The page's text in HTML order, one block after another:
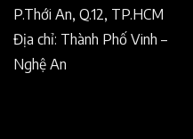
P.Thới An, Q.12, TP.HCM
Địa chỉ: Thành Phố Vinh –
Nghệ An